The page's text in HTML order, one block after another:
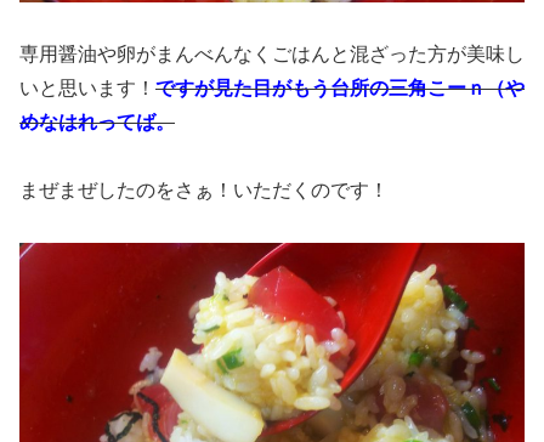
専用醤油や卵がまんべんなくごはんと混ざった方が美味し
いと思います！ ですが見た目がもう台所の三角こーｎ（や
めなはれってば。
まぜまぜしたのをさぁ！いただくのです！